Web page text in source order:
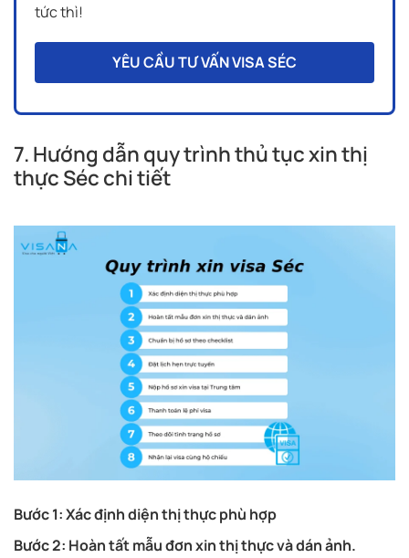
tức thì!
YÊU CẦU TƯ VẤN VISA SÉC
7. Hướng dẫn quy trình thủ tục xin thị
thực Séc chi tiết
Bước 1: Xác định diện thị thực phù hợp
Bước 2: Hoàn tất mẫu đơn xin thị thực và dán ảnh.